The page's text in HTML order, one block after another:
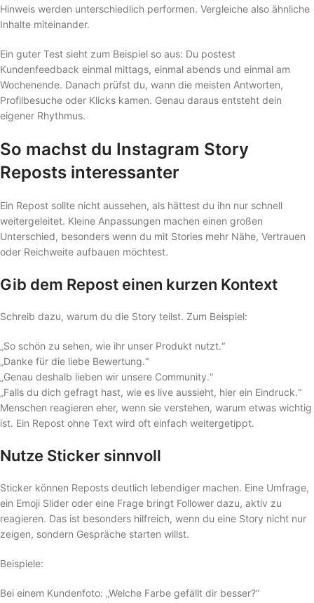
Hinweis werden unterschiedlich performen. Vergleiche also ähnliche
Inhalte miteinander.
Ein guter Test sieht zum Beispiel so aus: Du postest
Kundenfeedback einmal mittags, einmal abends und einmal am
Wochenende. Danach prüfst du, wann die meisten Antworten,
Profilbesuche oder Klicks kamen. Genau daraus entsteht dein
eigener Rhythmus.
So machst du Instagram Story
Reposts interessanter
Ein Repost sollte nicht aussehen, als hättest du ihn nur schnell
weitergeleitet. Kleine Anpassungen machen einen großen
Unterschied, besonders wenn du mit Stories mehr Nähe, Vertrauen
oder Reichweite aufbauen möchtest.
Gib dem Repost einen kurzen Kontext
Schreib dazu, warum du die Story teilst. Zum Beispiel:
„So schön zu sehen, wie ihr unser Produkt nutzt.“
„Danke für die liebe Bewertung.“
„Genau deshalb lieben wir unsere Community.“
„Falls du dich gefragt hast, wie es live aussieht, hier ein Eindruck.“
Menschen reagieren eher, wenn sie verstehen, warum etwas wichtig
ist. Ein Repost ohne Text wird oft einfach weitergetippt.
Nutze Sticker sinnvoll
Sticker können Reposts deutlich lebendiger machen. Eine Umfrage,
ein Emoji Slider oder eine Frage bringt Follower dazu, aktiv zu
reagieren. Das ist besonders hilfreich, wenn du eine Story nicht nur
zeigen, sondern Gespräche starten willst.
Beispiele:
Bei einem Kundenfoto: „Welche Farbe gefällt dir besser?“